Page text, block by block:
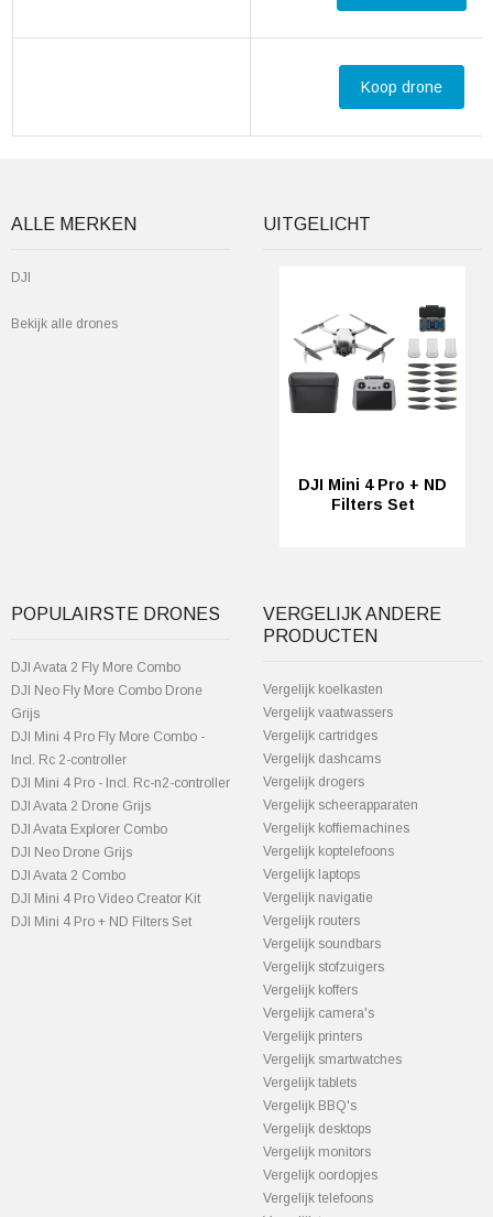
Koop drone
ALLE MERKEN
DJI
Bekijk alle drones
UITGELICHT
DJI Mini 4 Pro + ND
Filters Set
POPULAIRSTE DRONES
DJI Avata 2 Fly More Combo
DJI Neo Fly More Combo Drone
Grijs
DJI Mini 4 Pro Fly More Combo -
Incl. Rc 2-controller
DJI Mini 4 Pro - Incl. Rc-n2-controller
DJI Avata 2 Drone Grijs
DJI Avata Explorer Combo
DJI Neo Drone Grijs
DJI Avata 2 Combo
DJI Mini 4 Pro Video Creator Kit
DJI Mini 4 Pro + ND Filters Set
VERGELIJK ANDERE
PRODUCTEN
Vergelijk koelkasten
Vergelijk vaatwassers
Vergelijk cartridges
Vergelijk dashcams
Vergelijk drogers
Vergelijk scheerapparaten
Vergelijk koffiemachines
Vergelijk koptelefoons
Vergelijk laptops
Vergelijk navigatie
Vergelijk routers
Vergelijk soundbars
Vergelijk stofzuigers
Vergelijk koffers
Vergelijk camera's
Vergelijk printers
Vergelijk smartwatches
Vergelijk tablets
Vergelijk BBQ's
Vergelijk desktops
Vergelijk monitors
Vergelijk oordopjes
Vergelijk telefoons